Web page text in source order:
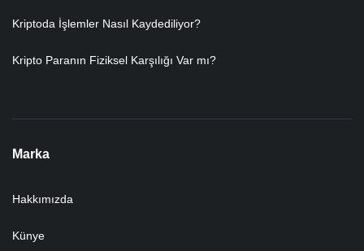
Kriptoda İşlemler Nasıl Kaydediliyor?
Kripto Paranın Fiziksel Karşılığı Var mı?
Marka
Hakkımızda
Künye